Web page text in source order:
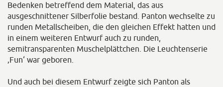
Bedenken betreffend dem Material, das aus
ausgeschnittener Silberfolie bestand. Panton wechselte zu
runden Metallscheiben, die den gleichen Effekt hatten und
in einem weiteren Entwurf auch zu runden,
semitransparenten Muschelplättchen. Die Leuchtenserie
‚Fun‘ war geboren.
Und auch bei diesem Entwurf zeigte sich Panton als